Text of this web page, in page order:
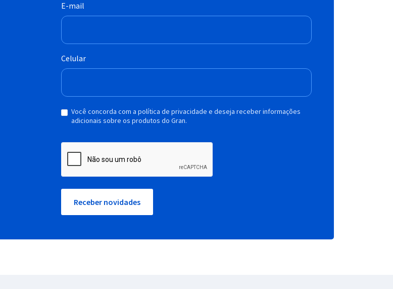
E-mail
Celular
Você concorda com a política de privacidade e deseja receber informações
adicionais sobre os produtos do Gran.
Receber novidades